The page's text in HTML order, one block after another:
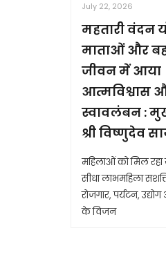
July 22, 2026
महतारी वंदन
माताओं और
जीवन में आया
आत्मविश्वास
स्वावलंबन :
श्री विष्णुदेव
महिलाओं को मिल
सीधा लाभमहिला
रोजगार, पर्यटन,
के विजन